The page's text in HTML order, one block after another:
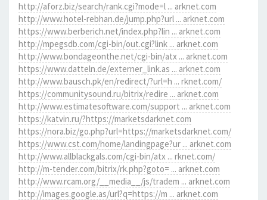
http://aforz.biz/search/rank.cgi?mode=l ... arknet.com
http://www.hotel-rebhan.de/jump.php?url ... arknet.com
https://www.berberich.net/index.php?lin ... arknet.com
http://mpegsdb.com/cgi-bin/out.cgi?link ... arknet.com
http://www.bondageonthe.net/cgi-bin/atx ... arknet.com
https://www.datteln.de/externer_link.as ... arknet.com
http://www.bausch.pk/en/redirect/?url=h ... rknet.com/
https://communitysound.ru/bitrix/redire ... arknet.com
http://www.estimatesoftware.com/support ... arknet.com
https://katvin.ru/?https://marketsdarknet.com
https://nora.biz/go.php?url=https://marketsdarknet.com/
https://www.cst.com/home/landingpage?ur ... arknet.com
http://www.allblackgals.com/cgi-bin/atx ... rknet.com/
http://m-tender.com/bitrix/rk.php?goto= ... arknet.com
http://www.rcam.org/__media__/js/tradem ... arknet.com
http://images.google.as/url?q=https://m ... arknet.com